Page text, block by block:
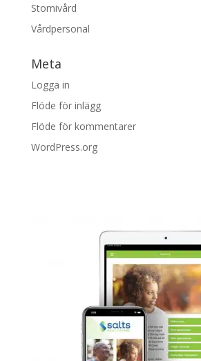
Stomivård
Vårdpersonal
Meta
Logga in
Flöde för inlägg
Flöde för kommentarer
WordPress.org